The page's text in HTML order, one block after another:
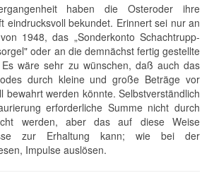
haben die Osteroder ihre
eindrucksvoll bekundet. Erinnert sei nur an
1948, das „Sonderkonto Schachtrupp-
oder an die demnächst fertig gestellte
Es wäre sehr zu wünschen, daß auch das
durch kleine und große Beträge vor
bewahrt werden könnte. Selbstverständlich
erforderliche Summe nicht durch
werden, aber das auf diese Weise
zur Erhaltung kann; wie bei der
Impulse auslösen.